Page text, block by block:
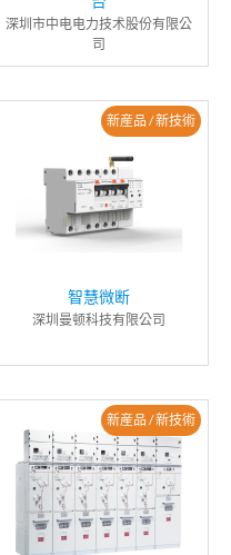
深圳市中电电力技术股份有限公
司
新産品 / 新技術
智慧微断
深圳曼顿科技有限公司
新産品 / 新技術